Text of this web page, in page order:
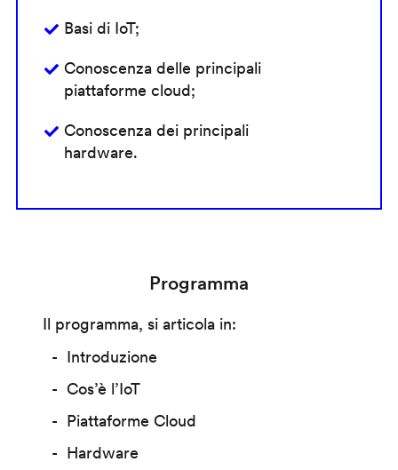
Basi di IoT;
Conoscenza delle principali
piattaforme cloud;
Conoscenza dei principali
hardware.
Programma
Il programma, si articola in:
Introduzione
Cos’è l’IoT
Piattaforme Cloud
Hardware